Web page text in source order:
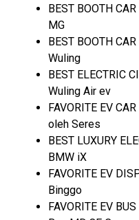
BEST BOOTH
MG
BEST BOOTH
Wuling
BEST ELECTRIC
Wuling Air ev
FAVORITE EV
oleh Seres
BEST LUXURY
BMW iX
FAVORITE EV
Binggo
FAVORITE EV